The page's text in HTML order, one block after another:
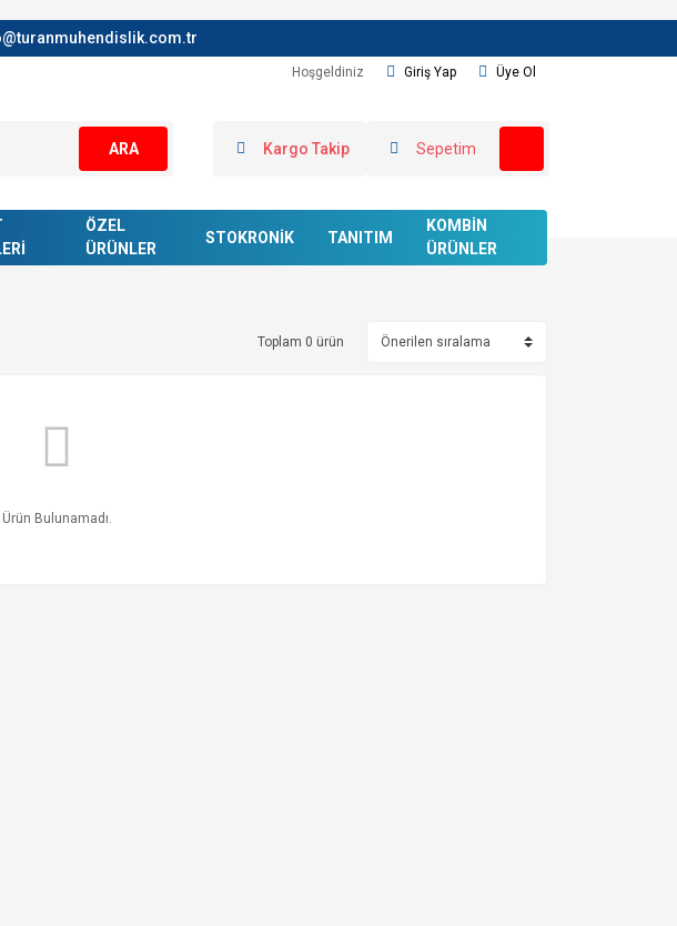
Hoşgeldiniz Giriş Yap Üye Ol
ARA Kargo Takip Sepetim
ÖZEL
ÜRÜNLER
STOKRONİK TANITIM
KOMBİN
ÜRÜNLER
Toplam 0 ürün
Ürün Bulunamadı.